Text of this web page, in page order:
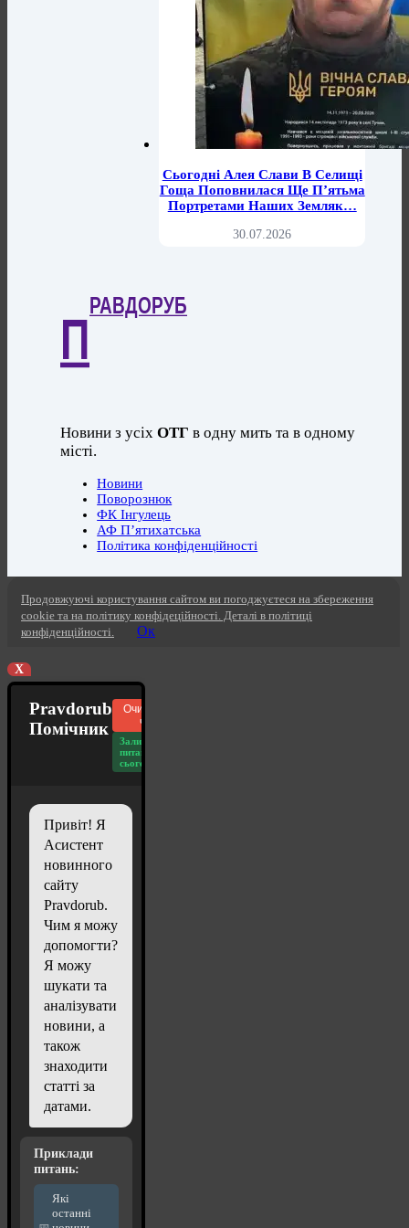
Сьогодні Алея Слави В Селищі
Гоща Поповнилася Ще П’ятьма
Портретами Наших Земляк…
30.07.2026
П
РАВДОРУБ
Новини з усіхОТГ в одну мить та в одному
місті.
Новини
Поворознюк
ФК Інгулець
АФ П’ятихатська
Політика конфіденційності
Продовжуючі користування сайтом ви погоджуєтеся на збереження
cookie та на політику конфідеційності. Деталі в політиці
конфіденційності.
Ок
X
Pravdorub
Помічник
Очистити
чат
Залишилось
питань
сьогодні: 20
Привіт! Я
Асистент
новинного
сайту
Pravdorub.
Чим я можу
допомогти?
Я можу
шукати та
аналізувати
новини, а
також
знаходити
статті за
датами.
Приклади
питань:
Які
останні